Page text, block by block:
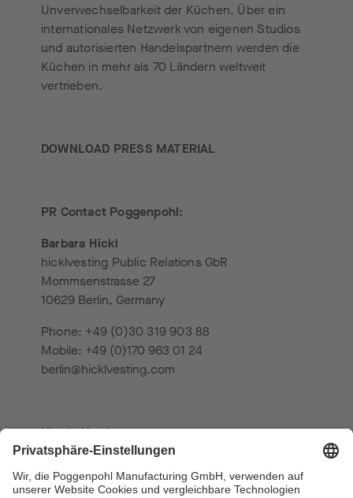
Unverwechselbarkeit der Küchen. Über ein
internationales Netzwerk von eigenen Studios
und autorisierten Handelspartnern werden die
Küchen in mehr als 70 Ländern weltweit
vertrieben.
DOWNLOAD PRESS MATERIAL
PR Contact Poggenpohl:
Barbara Hickl
hicklvesting Public Relations GbR
Mommsenstrasse 27
10629 Berlin, Germany
Phone: +49 (0)30 319 903 88
Mobile: +49 (0)170 963 01 24
berlin@hicklvesting.com
Nicole Vesting
hicklvesting Public Relations GbR
Kurfürstenplatz 6
80796 Munich, Germany